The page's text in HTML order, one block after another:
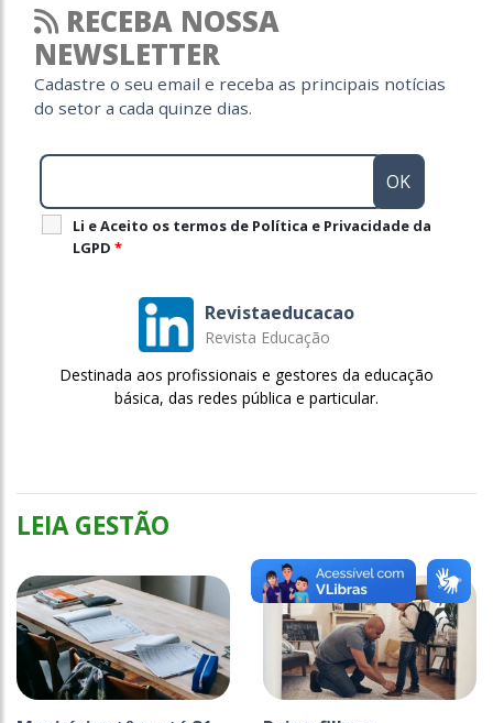
RECEBA NOSSA
NEWSLETTER
Cadastre o seu email e receba as principais notícias
do setor a cada quinze dias.
Li e Aceito os termos de Política e Privacidade da
LGPD *
Revistaeducacao
Revista Educação
Destinada aos profissionais e gestores da educação
básica, das redes pública e particular.
LEIA GESTÃO